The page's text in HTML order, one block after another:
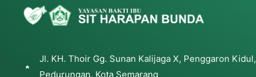
Jl. KH. Thoir Gg. Sunan Kalijaga X, Penggaron Kidul,
Pedurungan, Kota Semarang